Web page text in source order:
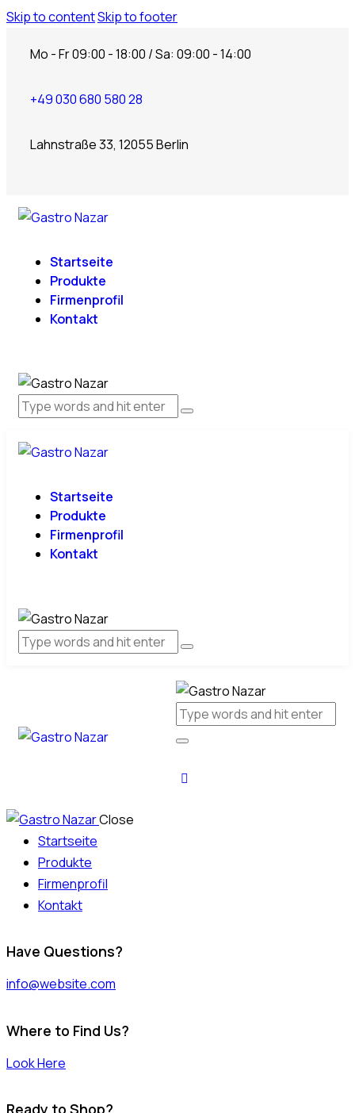
Skip to contentSkip to footer
Mo - Fr 09:00 - 18:00 / Sa: 09:00 - 14:00
+49 030 680 580 28
Lahnstraße 33, 12055 Berlin
Startseite
Produkte
Firmenprofil
Kontakt
Startseite
Produkte
Firmenprofil
Kontakt
Close
Startseite
Produkte
Firmenprofil
Kontakt
Have Questions?
info@website.com
Where to Find Us?
Look Here
Ready to Shop?